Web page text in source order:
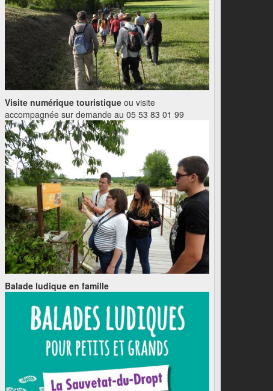
Visite numérique touristique ou visite
accompagnée sur demande au 05 53 83 01 99
Balade ludique en famille